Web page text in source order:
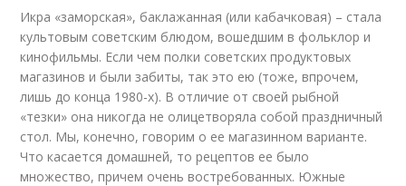
Икра «заморская», баклажанная (или кабачковая) – стала
культовым советским блюдом, вошедшим в фольклор и
кинофильмы. Если чем полки советских продуктовых
магазинов и были забиты, так это ею (тоже, впрочем,
лишь до конца 1980-х). В отличие от своей рыбной
«тезки» она никогда не олицетворяла собой праздничный
стол. Мы, конечно, говорим о ее магазинном варианте.
Что касается домашней, то рецептов ее было
множество, причем очень востребованных. Южные